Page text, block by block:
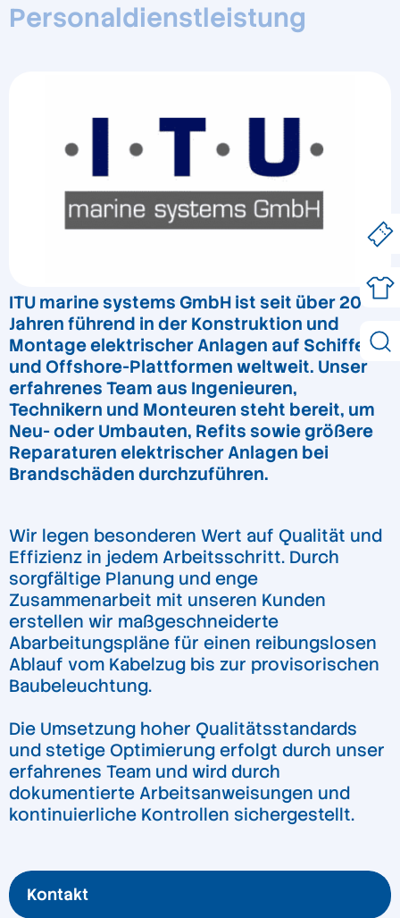
Personaldienstleistung
ITU marine systems GmbH ist seit über 20
Jahren führend in der Konstruktion und
Montage elektrischer Anlagen auf Schiffen
und Offshore-Plattformen weltweit. Unser
erfahrenes Team aus Ingenieuren,
Technikern und Monteuren steht bereit, um
Neu- oder Umbauten, Refits sowie größere
Reparaturen elektrischer Anlagen bei
Brandschäden durchzuführen.
Wir legen besonderen Wert auf Qualität und
Effizienz in jedem Arbeitsschritt. Durch
sorgfältige Planung und enge
Zusammenarbeit mit unseren Kunden
erstellen wir maßgeschneiderte
Abarbeitungspläne für einen reibungslosen
Ablauf vom Kabelzug bis zur provisorischen
Baubeleuchtung.
Die Umsetzung hoher Qualitätsstandards
und stetige Optimierung erfolgt durch unser
erfahrenes Team und wird durch
dokumentierte Arbeitsanweisungen und
kontinuierliche Kontrollen sichergestellt.
Kontakt